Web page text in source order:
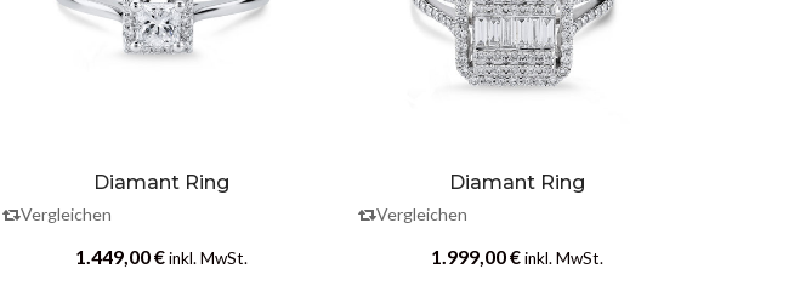
Diamant Ring
Vergleichen
1.449,00€ inkl. MwSt.
Diamant Ring
Vergleichen
1.999,00€ inkl. MwSt.